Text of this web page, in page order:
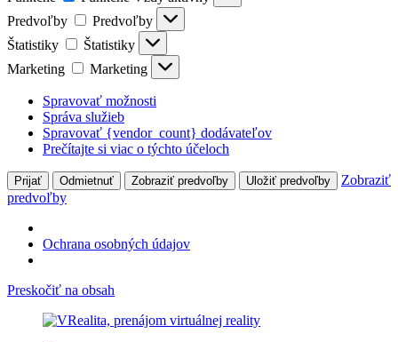
Predvoľby
Predvoľby
Štatistiky
Štatistiky
Marketing
Marketing
Spravovať možnosti
Správa služieb
Spravovať {vendor_count} dodávateľov
Prečítajte si viac o týchto účeloch
Prijať Odmietnuť Zobraziť predvoľby Uložiť predvoľby
Zobraziť
predvoľby
Ochrana osobných údajov
Preskočiť na obsah